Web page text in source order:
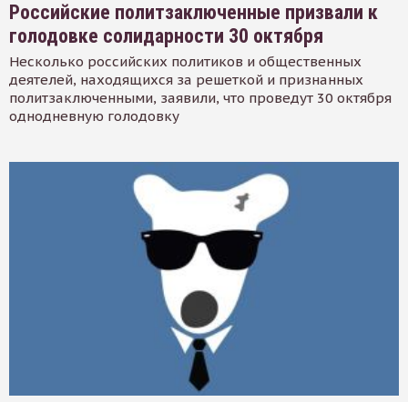
Российские политзаключенные призвали к
голодовке солидарности 30 октября
Несколько российских политиков и общественных
деятелей, находящихся за решеткой и признанных
политзаключенными, заявили, что проведут 30 октября
однодневную голодовку